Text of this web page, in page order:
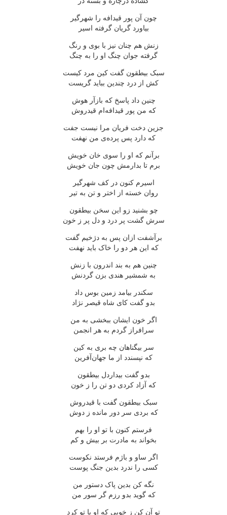
چون آن پور قیدافه را شهرگیر
بیاورد گریان گرفته اسیر
زنش هم چنان نیز با بوی و رنگ
گرفته جوان چنگ او را به چنگ
سبک بیطقون گفت کین مرد کیست
کش از درد چندین بباید گریست
چنین داد پاسخ که بازآر هوش
که من پور قیدافه‌ام قیدروش
جزین دخت فریان مرا نیست جفت
که دارد پس پرده‌ی من نهفت
برآنم که او را سوی خان خویش
برم تا بدارمش چون جان خویش
اسیرم کنون در کف شهرگیر
روان خسته از اختر و تن به تیر
چو بشنید زو این سخن بیطقون
سرش گشت پر درد و دل پر ز خون
برآشفت ازان پس به دژخیم گفت
که این هر دو را خاک باید نهفت
چنین هم به بند اندرون با زنش
به شمشیر هندی بزن گردنش
سکندر بیامد زمین بوس داد
بدو گفت کای شاه قیصر نژاد
اگر خون ایشان ببخشی به من
سرافراز گردم به هر انجمن
سر بیگناهان چه بری به کین
که نپسندد از ما جهان‌آفرین
بدو گفت بیداردل بیطقون
که آزاد کردی دو تن را ز خون
سبک بیطقون گفت با قیدروش
که بردی سر دور مانده ز دوش
فرستم کنون با تو او را بهم
بخواند به مادرت بر بیش و کم
اگر ساو و باژم فرستد نکوست
کسی را ندرد بدین جنگ پوست
نگه کن بدین پاک دستور من
که گوید بدو رزم گر سور من
تو آن کن ز خوبی که او با تو کرد